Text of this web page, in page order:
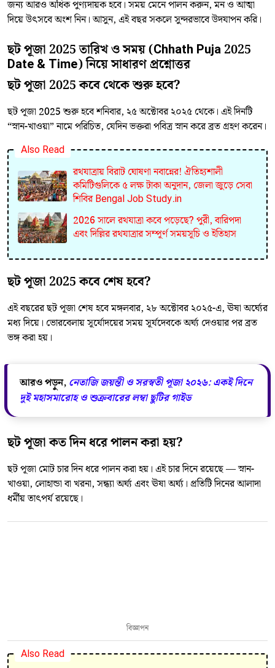
জন্য আরও অধিক পুণ্যদায়ক হবে। সময় মেনে পালন করুন, মন ও আত্মা
দিয়ে উৎসবে অংশ নিন। আসুন, এই বছর সকলে সুন্দরভাবে উদযাপন করি।
ছট পূজা 2025 তারিখ ও সময় (Chhath Puja 2025
Date & Time) নিয়ে সাধারণ প্রশ্নোত্তর
ছট পূজা 2025 কবে থেকে শুরু হবে?
ছট পূজা 2025 শুরু হবে শনিবার, ২৫ অক্টোবর ২০২৫ থেকে। এই দিনটি
“স্নান-খাওয়া” নামে পরিচিত, যেদিন ভক্তরা পবিত্র স্নান করে ব্রত গ্রহণ করেন।
Also Read
রথযাত্রায় বিরাট ঘোষণা নবান্নের! ঐতিহ্যশালী
কমিটিগুলিকে ৫ লক্ষ টাকা অনুদান, জেলা জুড়ে সেবা
শিবির Bengal Job Study.in
2026 সালে রথযাত্রা কবে পড়েছে? পুরী, বারিপদা
এবং দিল্লির রথযাত্রার সম্পূর্ণ সময়সূচি ও ইতিহাস
ছট পূজা 2025 কবে শেষ হবে?
এই বছরের ছট পূজা শেষ হবে মঙ্গলবার, ২৮ অক্টোবর ২০২৫-এ, ঊষা অর্ঘ্যের
মধ্য দিয়ে। ভোরবেলায় সূর্যোদয়ের সময় সূর্যদেবকে অর্ঘ্য দেওয়ার পর ব্রত
ভঙ্গ করা হয়।
আরও পড়ুন, নেতাজি জয়ন্তী ও সরস্বতী পূজা ২০২৬: একই দিনে
দুই মহাসমারোহ ও শুক্রবারের লম্বা ছুটির গাইড
ছট পূজা কত দিন ধরে পালন করা হয়?
ছট পূজা মোট চার দিন ধরে পালন করা হয়। এই চার দিনে রয়েছে — স্নান-
খাওয়া, লোহান্ডা বা খরনা, সন্ধ্যা অর্ঘ্য এবং ঊষা অর্ঘ্য। প্রতিটি দিনের আলাদা
ধর্মীয় তাৎপর্য রয়েছে।
বিজ্ঞাপন
Also Read